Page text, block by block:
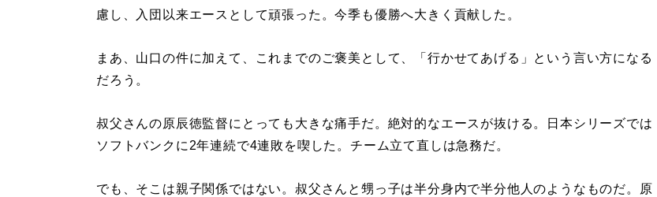
慮し、入団以来エースとして頑張った。今季も優勝へ大きく貢献した。
まあ、山口の件に加えて、これまでのご褒美として、「行かせてあげる」という言い方になる
だろう。
叔父さんの原辰徳監督にとっても大きな痛手だ。絶対的なエースが抜ける。日本シリーズでは
ソフトバンクに2年連続で4連敗を喫した。チーム立て直しは急務だ。
でも、そこは親子関係ではない。叔父さんと甥っ子は半分身内で半分他人のようなものだ。原